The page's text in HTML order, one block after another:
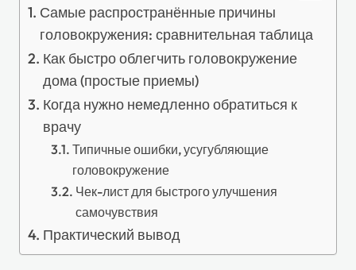
Самые распространённые причины
головокружения: сравнительная таблица
Как быстро облегчить головокружение
дома (простые приемы)
Когда нужно немедленно обратиться к
врачу
Типичные ошибки, усугубляющие
головокружение
Чек-лист для быстрого улучшения
самочувствия
Практический вывод